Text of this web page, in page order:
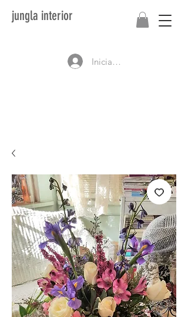
jungla interior
Iniciar sesión